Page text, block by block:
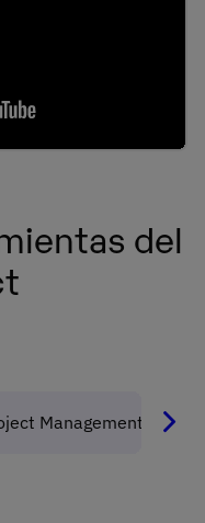
del
Management